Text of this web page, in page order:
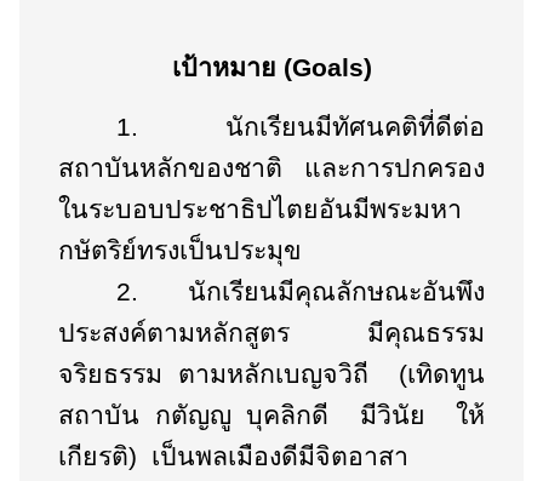
เป้าหมาย (Goals)
1.
นักเรียนมีทัศนคติที่ดีต่อ
สถาบันหลักของชาติ และการปกครอง
ในระบอบประชาธิปไตยอันมีพระมหา
กษัตริย์ทรงเป็นประมุข
2.
นักเรียนมีคุณลักษณะอันพึง
ประสงค์ตามหลักสูตร มีคุณธรรม
จริยธรรม ตามหลักเบญจวิถี (เทิดทูน
สถาบัน กตัญญู บุคลิกดี มีวินัย ให้
เกียรติ) เป็นพลเมืองดีมีจิตอาสา